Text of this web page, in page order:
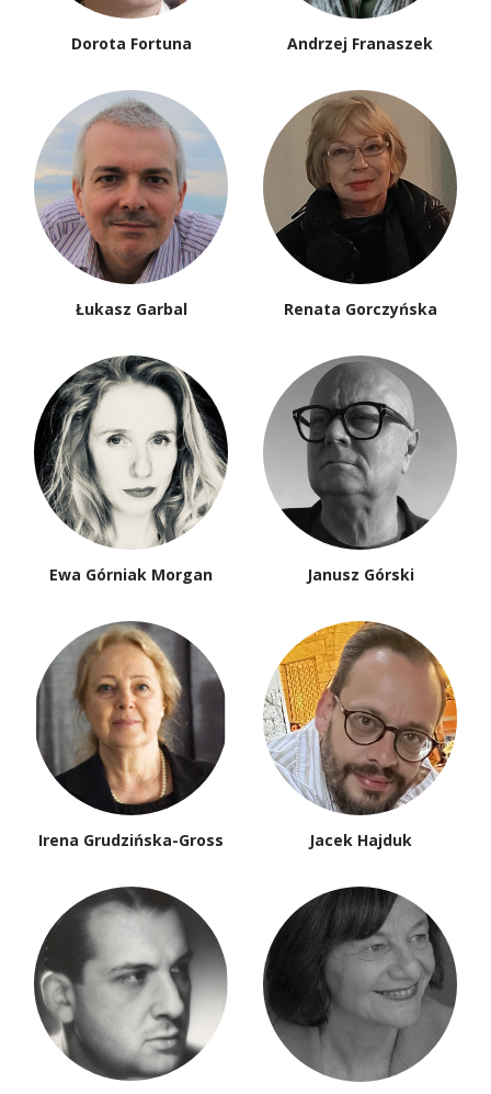
Dorota Fortuna Andrzej Franaszek
Łukasz Garbal Renata Gorczyńska
Ewa Górniak Morgan Janusz Górski
Irena Grudzińska-Gross Jacek Hajduk